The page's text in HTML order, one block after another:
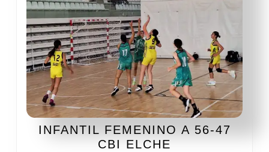
INFANTIL FEMENINO A 56-47
CBI ELCHE